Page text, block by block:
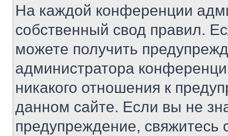
На каждой конференции
собственный свод правил.
можете получить
администратора
никакого отношения к
данном сайте. Если вы не
предупреждение,